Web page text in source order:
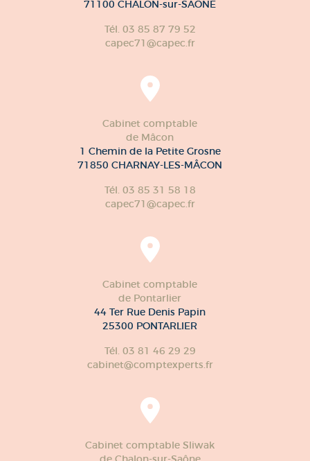
71100 CHALON-sur-SAÔNE
Tél. 03 85 87 79 52
capec71@capec.fr
Cabinet comptable
de Mâcon
1 Chemin de la Petite Grosne
71850 CHARNAY-LES-MÂCON
Tél. 03 85 31 58 18
capec71@capec.fr
Cabinet comptable
de Pontarlier
44 Ter Rue Denis Papin
25300 PONTARLIER
Tél. 03 81 46 29 29
cabinet@comptexperts.fr
Cabinet comptable Sliwak